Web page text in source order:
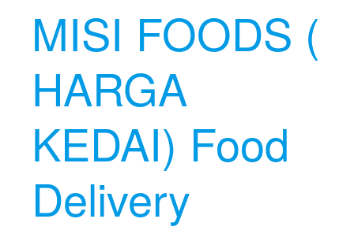
MISI FOODS (
HARGA
KEDAI) Food
Delivery